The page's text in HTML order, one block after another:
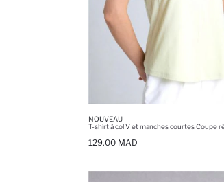
NOUVEAU
129.00 MAD